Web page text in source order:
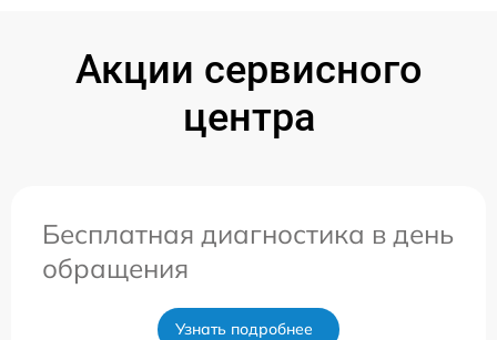
Акции сервисного
центра
Бесплатная диагностика в день
обращения
Узнать подробнее